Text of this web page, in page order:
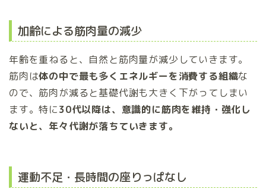
加齢による筋肉量の減少
年齢を重ねると、自然と筋肉量が減少していきます。
筋肉は体の中で最も多くエネルギーを消費する組織な
ので、筋肉が減ると基礎代謝も大きく下がってしまい
ます。特に30代以降は、意識的に筋肉を維持・強化し
ないと、年々代謝が落ちていきます。
運動不足・長時間の座りっぱなし